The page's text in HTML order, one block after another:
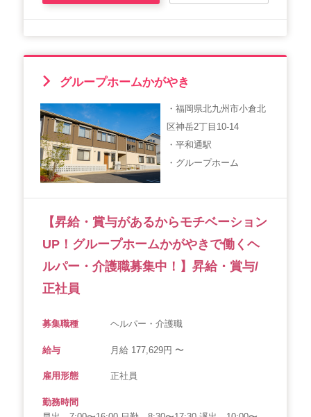
グループホームかがやき
・福岡県北九州市小倉北
区神岳2丁目10-14
・平和通駅
・グループホーム
【昇給・賞与があるからモチベーション
UP！グループホームかがやきで働くヘ
ルパー・介護職募集中！】昇給・賞与/
正社員
募集職種 ヘルパー・介護職
給与 月給 177,629円 〜
雇用形態 正社員
勤務時間